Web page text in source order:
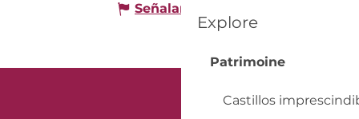
Explore
Patrimoine
Castillos
Señalar un error